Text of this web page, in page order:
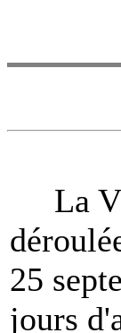
La
25
jours